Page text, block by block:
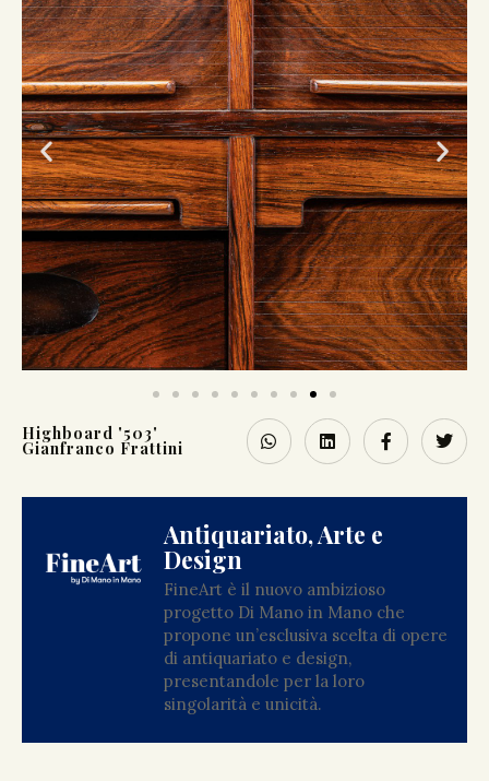
Highboard '503'
Gianfranco Frattini
Antiquariato, Arte e
Design
FineArt è il nuovo ambizioso
progetto Di Mano in Mano che
propone un’esclusiva scelta di opere
di antiquariato e design,
presentandole per la loro
singolarità e unicità.